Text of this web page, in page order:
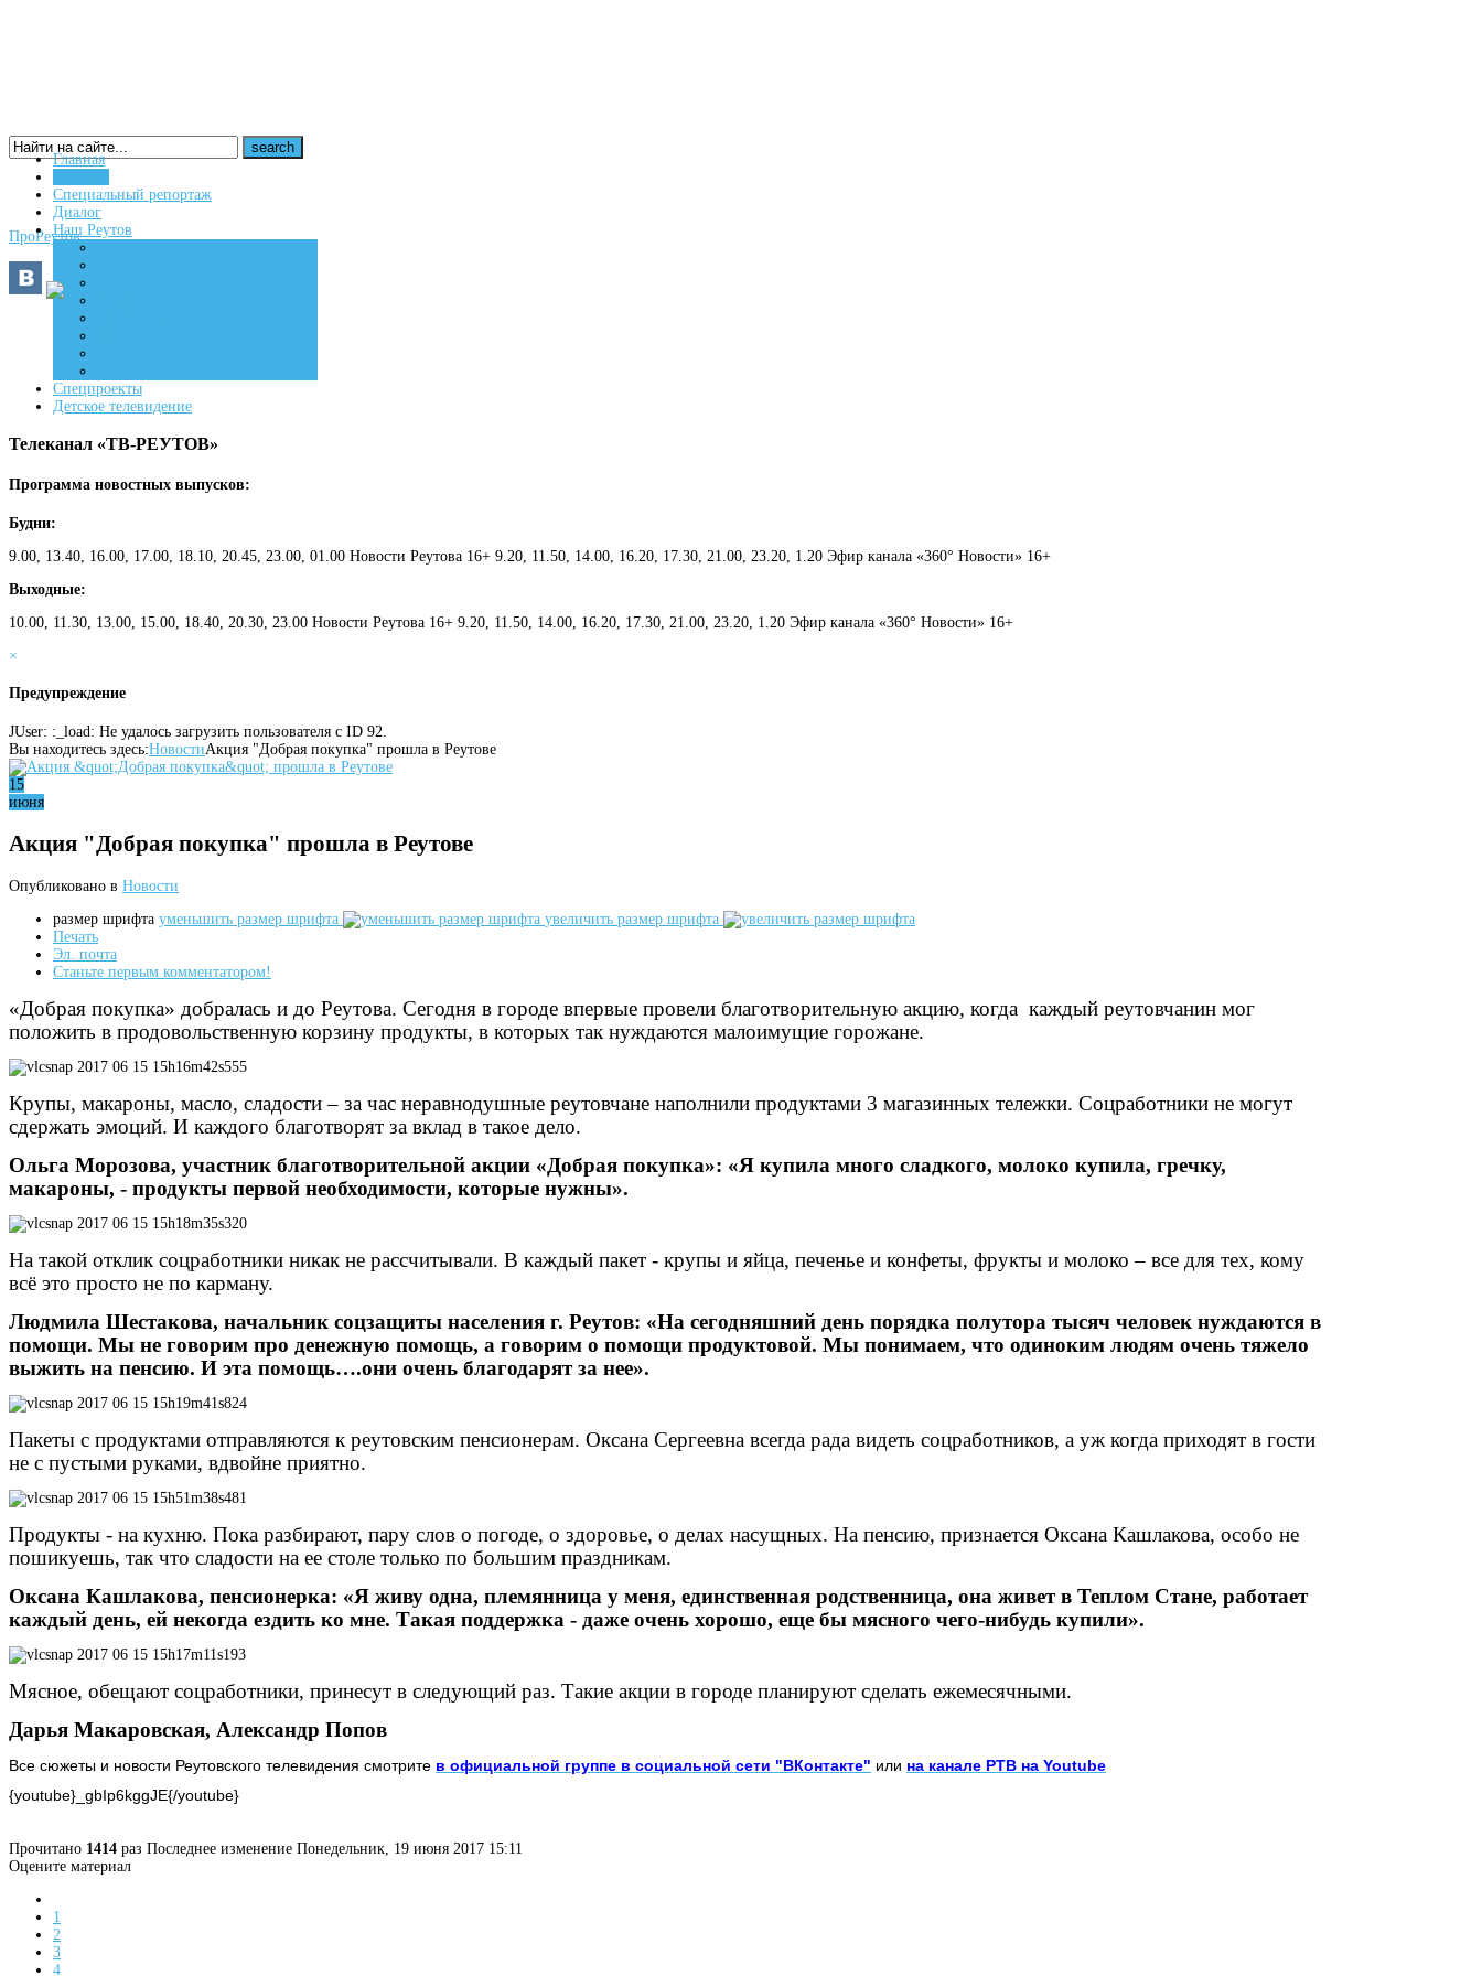
16+
ПроРеутов
Главная
Специальный репортаж
Диалог
Наш Реутов
Спецпроекты
Детское телевидение
Телеканал «ТВ-РЕУТОВ»
Программа новостных выпусков:
Будни:
9.00, 13.40, 16.00, 17.00, 18.10, 20.45, 23.00, 01.00 Новости Реутова 16+ 9.20, 11.50, 14.00, 16.20, 17.30, 21.00, 23.20, 1.20 Эфир канала «360° Новости» 16+
Выходные:
10.00, 11.30, 13.00, 15.00, 18.40, 20.30, 23.00 Новости Реутова 16+ 9.20, 11.50, 14.00, 16.20, 17.30, 21.00, 23.20, 1.20 Эфир канала «360° Новости» 16+
×
Предупреждение
JUser: :_load: Не удалось загрузить пользователя с ID 92.
Вы находитесь здесь:НовостиАкция "Добрая покупка" прошла в Реутове
15
июня
Акция "Добрая покупка" прошла в Реутове
Опубликовано в Новости
размер шрифта уменьшить размер шрифта
увеличить размер шрифта
Печать
Эл. почта
Станьте первым комментатором!
«Добрая покупка» добралась и до Реутова. Сегодня в городе впервые провели благотворительную акцию, когда каждый реутовчанин мог
положить в продовольственную корзину продукты, в которых так нуждаются малоимущие горожане.
Крупы, макароны, масло, сладости – за час неравнодушные реутовчане наполнили продуктами 3 магазинных тележки. Соцработники не могут
сдержать эмоций. И каждого благотворят за вклад в такое дело.
Ольга Морозова, участник благотворительной акции «Добрая покупка»: «Я купила много сладкого, молоко купила, гречку,
макароны, - продукты первой необходимости, которые нужны».
На такой отклик соцработники никак не рассчитывали. В каждый пакет - крупы и яйца, печенье и конфеты, фрукты и молоко – все для тех, кому
всё это просто не по карману.
Людмила Шестакова, начальник соцзащиты населения г. Реутов: «На сегодняшний день порядка полутора тысяч человек нуждаются в
помощи. Мы не говорим про денежную помощь, а говорим о помощи продуктовой. Мы понимаем, что одиноким людям очень тяжело
выжить на пенсию. И эта помощь….они очень благодарят за нее».
Пакеты с продуктами отправляются к реутовским пенсионерам. Оксана Сергеевна всегда рада видеть соцработников, а уж когда приходят в гости
не с пустыми руками, вдвойне приятно.
Продукты - на кухню. Пока разбирают, пару слов о погоде, о здоровье, о делах насущных. На пенсию, признается Оксана Кашлакова, особо не
пошикуешь, так что сладости на ее столе только по большим праздникам.
Оксана Кашлакова, пенсионерка: «Я живу одна, племянница у меня, единственная родственница, она живет в Теплом Стане, работает
каждый день, ей некогда ездить ко мне. Такая поддержка - даже очень хорошо, еще бы мясного чего-нибудь купили».
Мясное, обещают соцработники, принесут в следующий раз. Такие акции в городе планируют сделать ежемесячными.
Дарья Макаровская, Александр Попов
Все сюжеты и новости Реутовского телевидения смотрите в официальной группе в социальной сети "ВКонтакте" или на канале РТВ на Youtube
{youtube} _gbIp6kggJE{/youtube}
Прочитано 1414 раз Последнее изменение Понедельник, 19 июня 2017 15:11
Оцените материал
1
2
3
4